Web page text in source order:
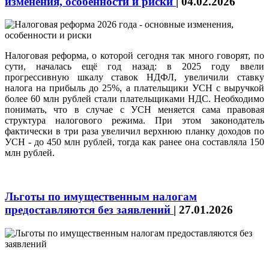
Налоговая реформа, о которой сегодня так много говорят, по
сути, началась ещё год назад: в 2025 году ввели
прогрессивную шкалу ставок НДФЛ, увеличили ставку
налога на прибыль до 25%, а плательщики УСН с выручкой
более 60 млн рублей стали плательщиками НДС. Необходимо
понимать, что в случае с УСН меняется сама правовая
структура налогового режима. При этом законодатель
фактически в три раза увеличил верхнюю планку доходов по
УСН - до 450 млн рублей, тогда как ранее она составляла 150
млн рублей.
Льготы по имущественным налогам
предоставляются без заявлений | 27.01.2026